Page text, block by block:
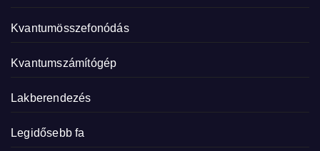
Kvantumösszefonódás
Kvantumszámítógép
Lakberendezés
Legidősebb fa